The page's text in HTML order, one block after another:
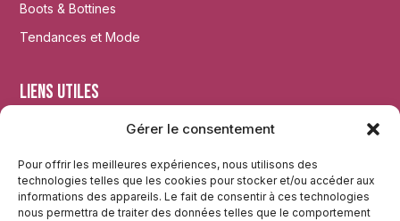
Gérer le consentement
Pour offrir les meilleures expériences, nous utilisons des
technologies telles que les cookies pour stocker et/ou accéder aux
informations des appareils. Le fait de consentir à ces technologies
nous permettra de traiter des données telles que le comportement
Boots & Bottines
Tendances et Mode
Liens utiles
Mentions légales
Plan du site